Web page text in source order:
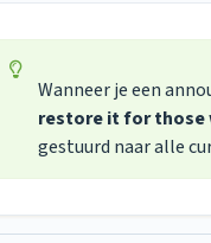
Wanneer je een
restore it for those
gestuurd naar alle